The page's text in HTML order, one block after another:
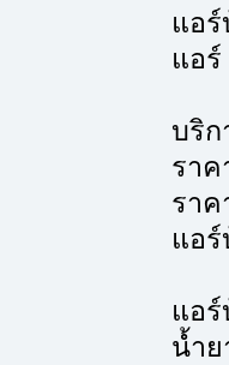
แอ
แอ
บริ
ราค
รา
แอ
แอ
น้ำย